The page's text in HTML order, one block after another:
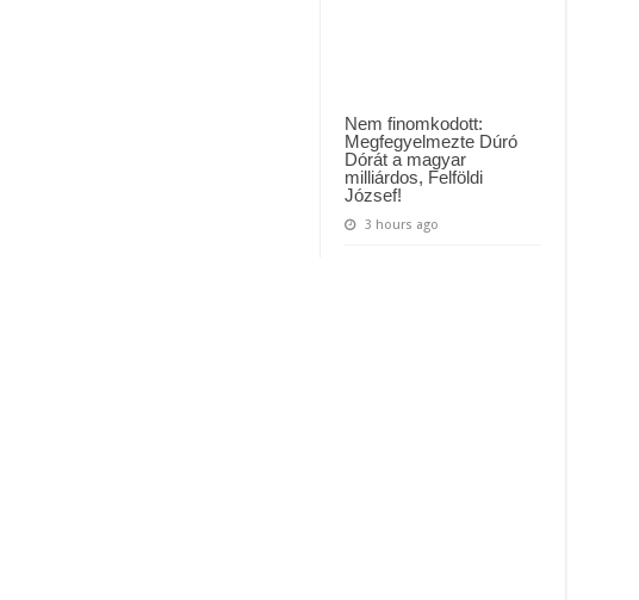
Nem finomkodott:
Megfegyelmezte Dúró
Dórát a magyar
milliárdos, Felföldi
József!
3 hours ago